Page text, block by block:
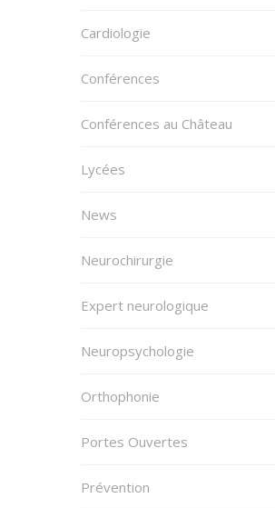
Cardiologie
Conférences
Conférences au Château
Lycées
News
Neurochirurgie
Expert neurologique
Neuropsychologie
Orthophonie
Portes Ouvertes
Prévention